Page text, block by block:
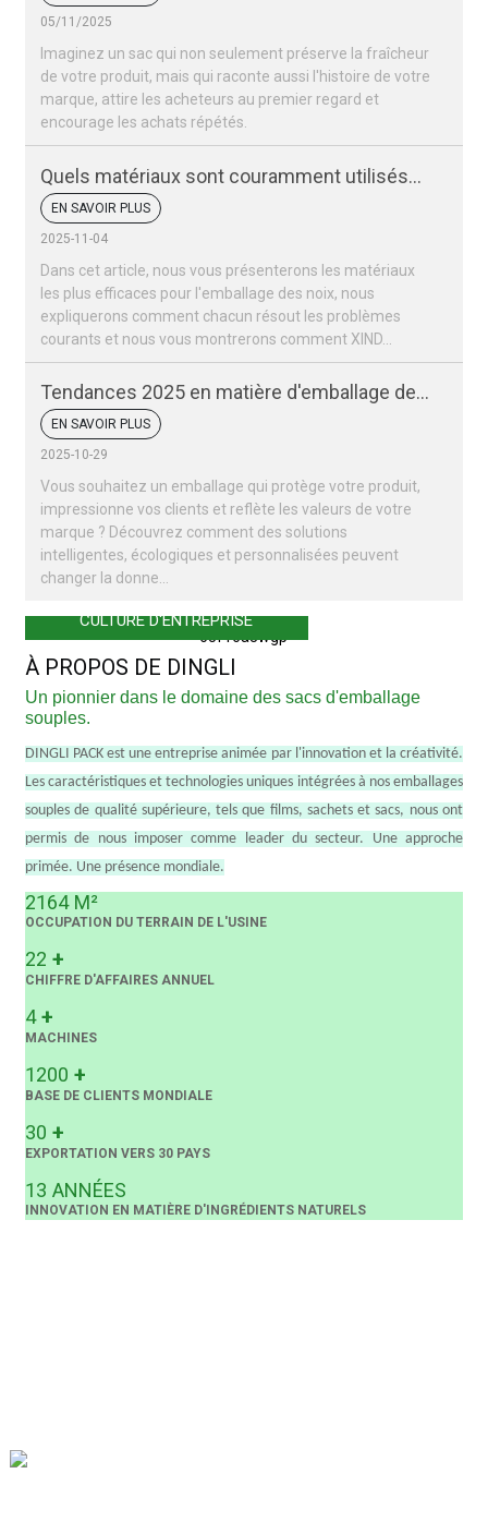
05/11/2025
Imaginez un sac qui non seulement préserve la fraîcheur
de votre produit, mais qui raconte aussi l'histoire de votre
marque, attire les acheteurs au premier regard et
encourage les achats répétés.
Quels matériaux sont couramment utilisés
pour les sacs d'emballage de noix ?
EN SAVOIR PLUS
2025-11-04
Dans cet article, nous vous présenterons les matériaux
les plus efficaces pour l'emballage des noix, nous
expliquerons comment chacun résout les problèmes
courants et nous vous montrerons comment XIND...
Tendances 2025 en matière d'emballage des
fruits secs et des noix
EN SAVOIR PLUS
2025-10-29
Vous souhaitez un emballage qui protège votre produit,
impressionne vos clients et reflète les valeurs de votre
marque ? Découvrez comment des solutions
intelligentes, écologiques et personnalisées peuvent
changer la donne…
CULTURE D'ENTREPRISE
À PROPOS DE DINGLI
Un pionnier dans le domaine des sacs d'emballage
souples.
DINGLI PACK est une entreprise animée par l'innovation et la créativité.
Les caractéristiques et technologies uniques intégrées à nos emballages
souples de qualité supérieure, tels que films, sachets et sacs, nous ont
permis de nous imposer comme leader du secteur. Une approche
primée. Une présence mondiale.
2164 M²
OCCUPATION DU TERRAIN DE L'USINE
22 +
CHIFFRE D'AFFAIRES ANNUEL
4 +
MACHINES
1200 +
BASE DE CLIENTS MONDIALE
30 +
EXPORTATION VERS 30 PAYS
13 ANNÉES
INNOVATION EN MATIÈRE D'INGRÉDIENTS NATURELS